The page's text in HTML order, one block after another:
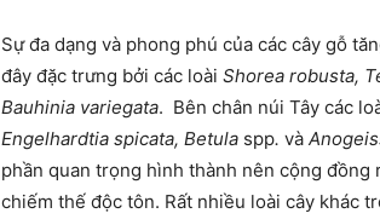
Sự đa dạng và phong phú của các cây gỗ
đây đặc trưng bởi các loài Shorea robusta,
Bauhinia variegata. Bên chân núi Tây các
Engelhardtia spicata, Betula spp. và
phần quan trọng hình thành nên cộng đồng
chiếm thế độc tôn. Rất nhiều loài cây khác